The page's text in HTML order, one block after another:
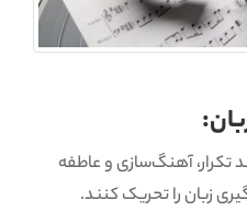
تکرار، آهنگ‌سازی و عاطفه
زبان را تحریک کنند.